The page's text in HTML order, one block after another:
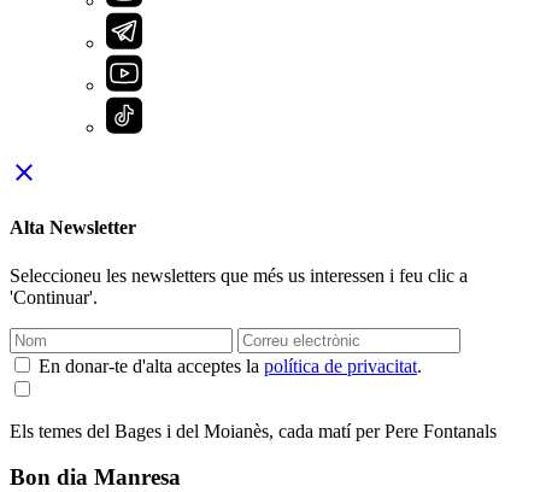
close
Alta Newsletter
Seleccioneu les newsletters que més us interessen i feu clic a
'Continuar'.
En donar-te d'alta acceptes la política de privacitat.
Els temes del Bages i del Moianès, cada matí per Pere Fontanals
Bon dia Manresa